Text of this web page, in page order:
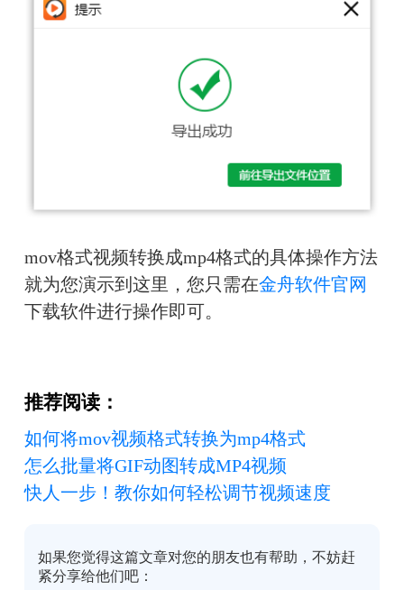
mov格式视频转换成mp4格式的具体操作方法
就为您演示到这里，您只需在金舟软件官网
下载软件进行操作即可。
推荐阅读：
如何将mov视频格式转换为mp4格式
怎么批量将GIF动图转成MP4视频
快人一步！教你如何轻松调节视频速度
如果您觉得这篇文章对您的朋友也有帮助，不妨赶
紧分享给他们吧：